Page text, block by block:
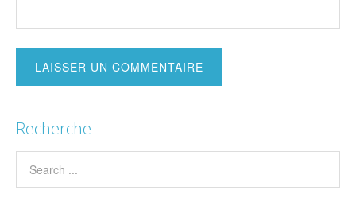
Recherche